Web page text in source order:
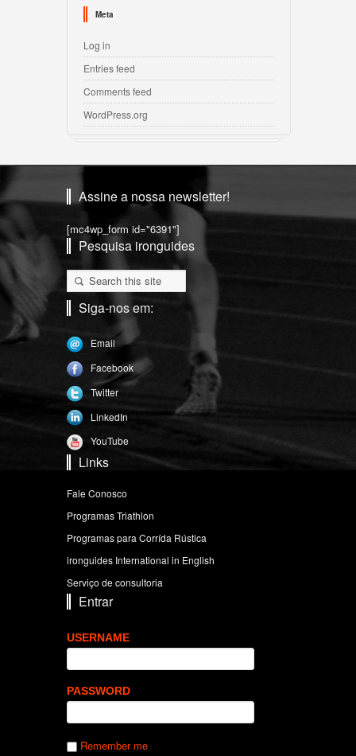
Meta
Log in
Entries feed
Comments feed
WordPress.org
Assine a nossa newsletter!
[mc4wp_form id="6391"]
Pesquisa ironguides
Siga-nos em:
Email
Facebook
Twitter
LinkedIn
YouTube
Links
Fale Conosco
Programas Triathlon
Programas para Corrída Rústica
ironguides International in English
Serviço de consultoria
Entrar
USERNAME
PASSWORD
Remember me